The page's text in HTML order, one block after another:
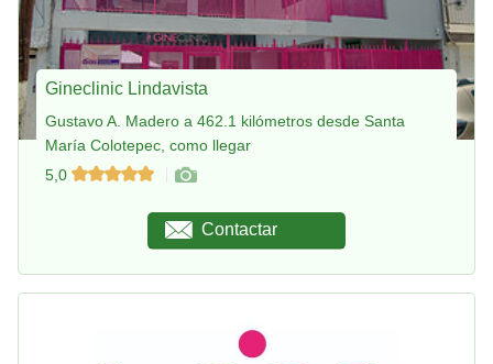
Gineclinic Lindavista
Gustavo A. Madero a 462.1 kilómetros desde Santa
María Colotepec, como llegar
5,0
Contactar